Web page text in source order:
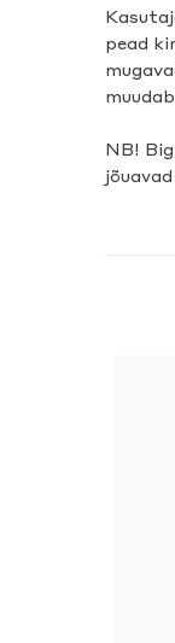
pead
NB!